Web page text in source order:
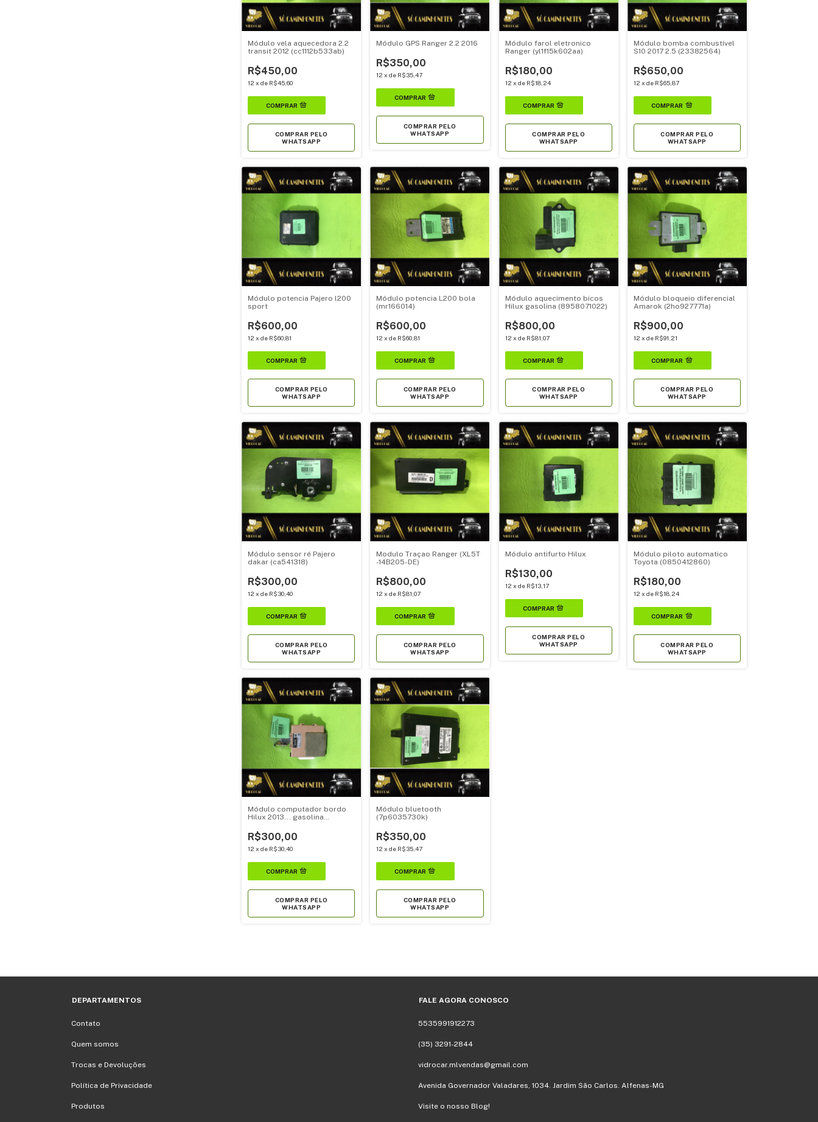
Módulo vela aquecedora 2.2
transit 2012 (cc1112b533ab)
R$450,00
12 x de R$45,60
COMPRAR PELO
WHATSAPP
Módulo GPS Ranger 2.2 2016
R$350,00
12 xde R$35,47
COMPRAR PELO
WHATSAPP
Módulo farol eletronico
Ranger (yl1f15k602aa)
R$180,00
12 x de R$18,24
COMPRAR PELO
WHATSAPP
Módulo bomba combustível
S10 2017 2.5 (23382564)
R$650,00
12 x de R$65,87
COMPRAR PELO
WHATSAPP
Módulo potencia Pajero l200
sport
R$600,00
12 x de R$60,81
COMPRAR PELO
WHATSAPP
Módulo potencia L200 bola
(mr166014)
R$600,00
12 xde R$60,81
COMPRAR PELO
WHATSAPP
Módulo aquecimento bicos
Hilux gasolina (8958071022)
R$800,00
12 x de R$81,07
COMPRAR PELO
WHATSAPP
Módulo bloqueio diferencial
Amarok (2ho927771a)
R$900,00
12 x de R$91,21
COMPRAR PELO
WHATSAPP
Módulo sensor ré Pajero
dakar (ca541318)
R$300,00
12 x de R$30,40
COMPRAR PELO
WHATSAPP
Modulo Traçao Ranger (XL5T
-14B205-DE)
R$800,00
12 xde R$81,07
COMPRAR PELO
WHATSAPP
Módulo antifurto Hilux
R$130,00
12 x de R$13,17
COMPRAR PELO
WHATSAPP
Módulo piloto automatico
Toyota (0850412860)
R$180,00
12 x de R$18,24
COMPRAR PELO
WHATSAPP
Módulo computador bordo
Hilux 2013... gasolina
R$300,00
12 x de R$30,40
COMPRAR PELO
WHATSAPP
Módulo bluetooth
(7p6035730k)
R$350,00
12 xde R$35,47
COMPRAR PELO
WHATSAPP
DEPARTAMENTOS
Contato
Quem somos
Trocas e Devoluções
Política de Privacidade
Produtos
FALE AGORA CONOSCO
5535991912273
(35) 3291-2844
vidrocar.mlvendas@gmail.com
Avenida Governador Valadares, 1034. Jardim São Carlos. Alfenas-MG
Visite o nosso Blog!